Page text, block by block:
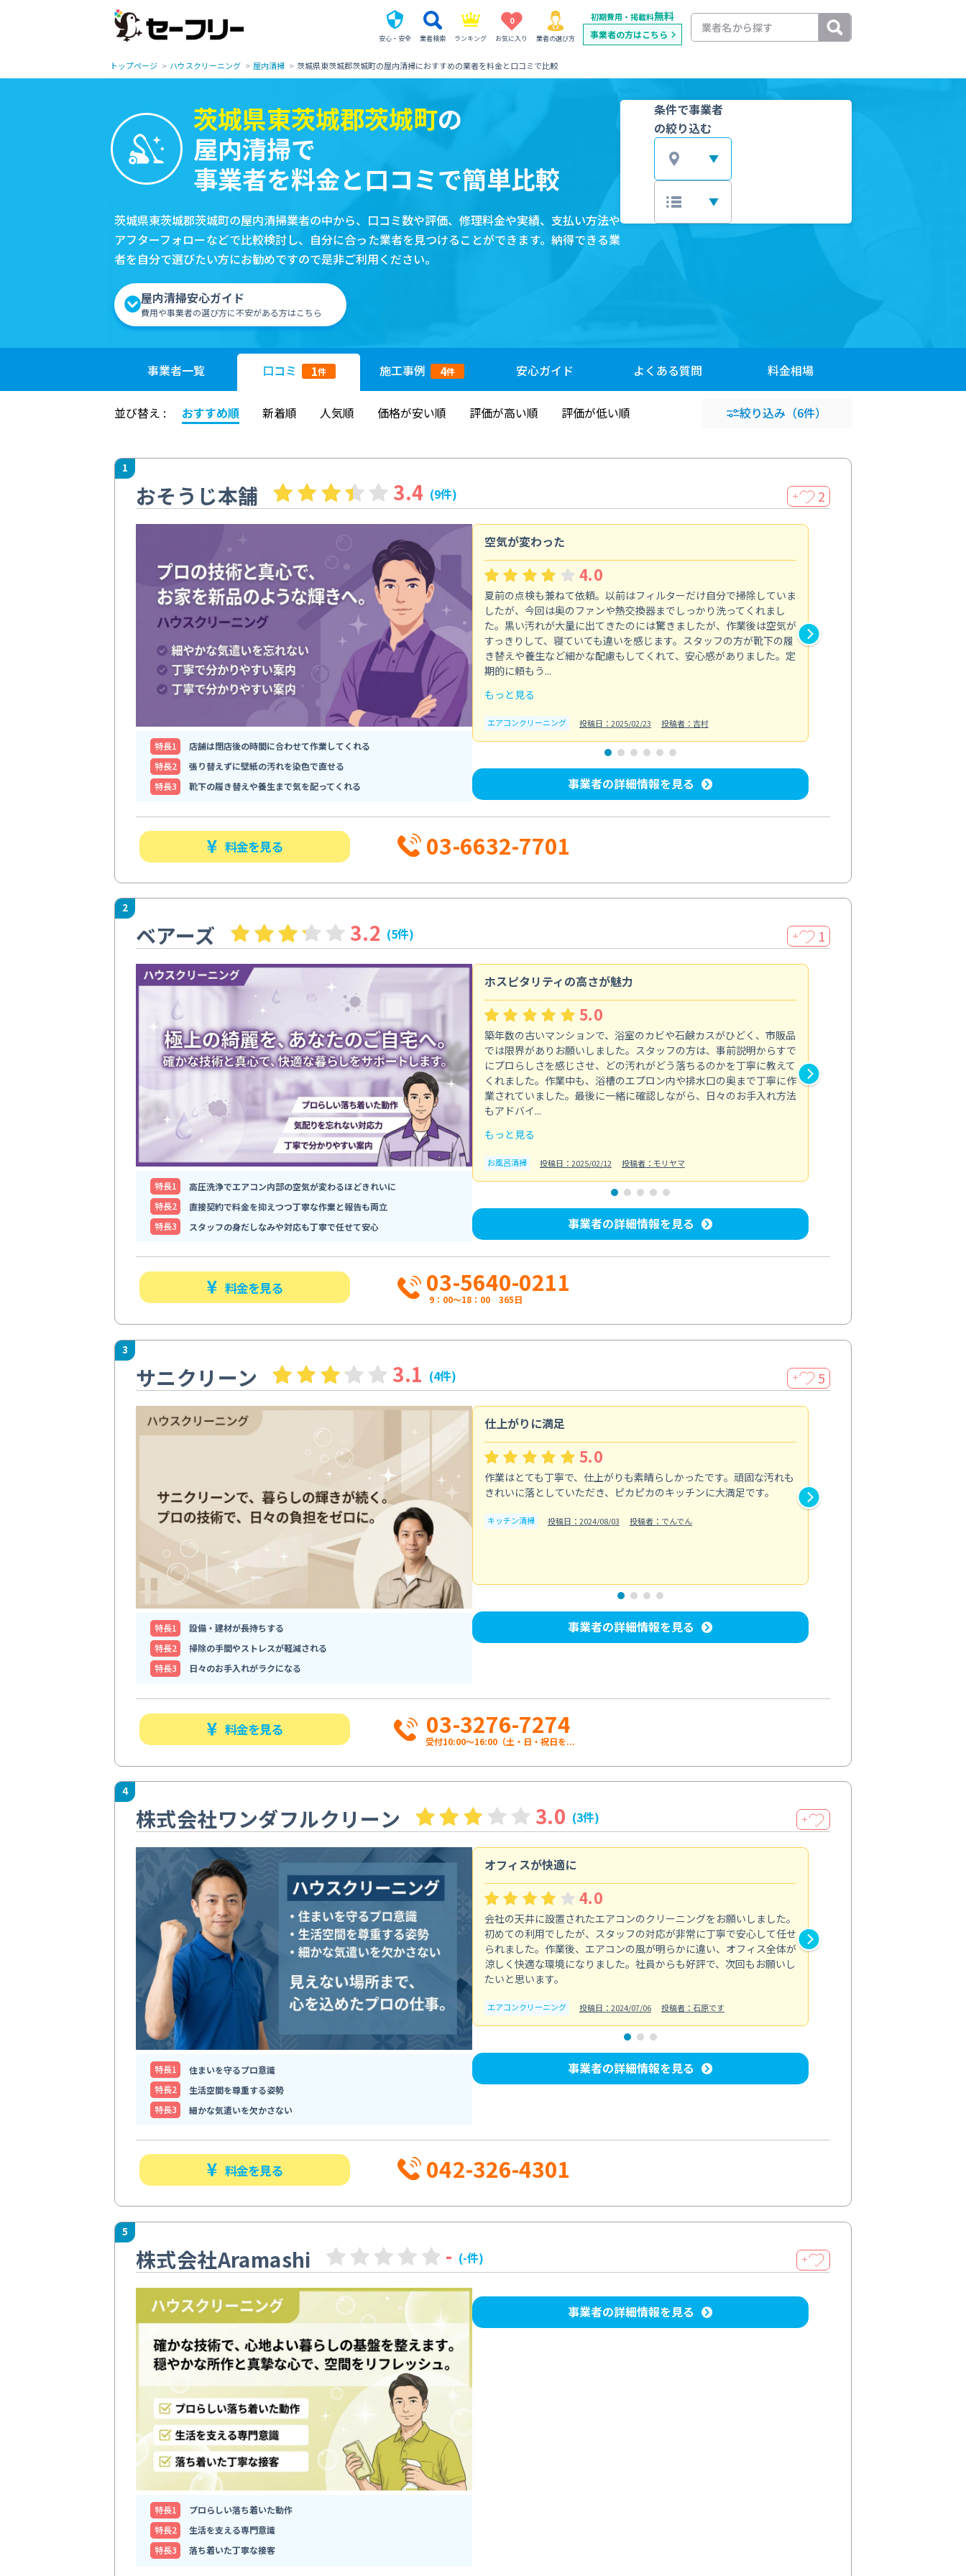
安心・安全 業者検索 ランキング
0
お気に入り 業者の選び方
初期費用・掲載料無料
事業者の方はこちら
トップページ ハウスクリーニング 屋内清掃 茨城県東茨城郡茨城町の屋内清掃におすすめの業者を料金と口コミで比較
茨城県東茨城郡茨城町の
屋内清掃で
事業者を料金と口コミで簡単比較
茨城県東茨城郡茨城町の屋内清掃業者の中から、口コミ数や評価、修理料金や実績、支払い方法や
アフターフォローなどで比較検討し、自分に合った業者を見つけることができます。納得できる業
者を自分で選びたい方にお勧めですので是非ご利用ください。
屋内清掃安心ガイド
費用や事業者の選び方に不安がある方はこちら
条件で事業者
の絞り込む
事業者一覧 口コミ 1件 施工事例 4件 安心ガイド よくある質問 料金相場
並び替え : おすすめ順 新着順 人気順 価格が安い順 評価が高い順 評価が低い順 絞り込み （6件）
1
おそうじ本舗 3.4 (9件) ＋ 2
特⻑1
店舗は閉店後の時間に合わせて作業してくれる
特⻑2
張り替えずに壁紙の汚れを染色で直せる
特⻑3
靴下の履き替えや養生まで気を配ってくれる
空気が変わった
4.0
夏前の点検も兼ねて依頼。以前はフィルターだけ自分で掃除していま
したが、今回は奥のファンや熱交換器までしっかり洗ってくれまし
た。黒い汚れが大量に出てきたのには驚きましたが、作業後は空気が
すっきりして、寝ていても違いを感じます。スタッフの方が靴下の履
き替えや養生など細かな配慮もしてくれて、安心感がありました。定
期的に頼もう...
もっと見る
エアコンクリーニング 投稿日：2025/02/23 投稿者：吉村
事業者の詳細情報を見る
料金を見る 03-6632-7701
2
ベアーズ 3.2 (5件) ＋ 1
特⻑1
高圧洗浄でエアコン内部の空気が変わるほどきれいに
特⻑2
直接契約で料金を抑えつつ丁寧な作業と報告も両立
特⻑3
スタッフの身だしなみや対応も丁寧で任せて安心
ホスピタリティの高さが魅力
5.0
築年数の古いマンションで、浴室のカビや石鹸カスがひどく、市販品
では限界がありお願いしました。スタッフの方は、事前説明からすで
にプロらしさを感じさせ、どの汚れがどう落ちるのかを丁寧に教えて
くれました。作業中も、浴槽のエプロン内や排水口の奥まで丁寧に作
業されていました。最後に一緒に確認しながら、日々のお手入れ方法
もアドバイ...
もっと見る
お風呂清掃 投稿日：2025/02/12 投稿者：モリヤマ
事業者の詳細情報を見る
料金を見る 03-5640-0211
9：00～18：00 365日
3
サニクリーン 3.1 (4件) ＋ 5
特⻑1
設備・建材が長持ちする
特⻑2
掃除の手間やストレスが軽減される
特⻑3
日々のお手入れがラクになる
仕上がりに満足
5.0
作業はとても丁寧で、仕上がりも素晴らしかったです。頑固な汚れも
きれいに落としていただき、ピカピカのキッチンに大満足です。
キッチン清掃 投稿日：2024/08/03 投稿者：でんでん
事業者の詳細情報を見る
料金を見る 03-3276-7274
受付10:00〜16:00（土・日・祝日を...
4
株式会社ワンダフルクリーン 3.0 (3件) ＋
特⻑1
住まいを守るプロ意識
特⻑2
生活空間を尊重する姿勢
特⻑3
細かな気遣いを欠かさない
オフィスが快適に
4.0
会社の天井に設置されたエアコンのクリーニングをお願いしました。
初めての利用でしたが、スタッフの対応が非常に丁寧で安心して任せ
られました。作業後、エアコンの風が明らかに違い、オフィス全体が
涼しく快適な環境になりました。社員からも好評で、次回もお願いし
たいと思います。
エアコンクリーニング 投稿日：2024/07/06 投稿者：石原です
事業者の詳細情報を見る
料金を見る 042-326-4301
5
株式会社Aramashi - (-件) ＋
特⻑1
プロらしい落ち着いた動作
特⻑2
生活を支える専門意識
特⻑3
落ち着いた丁寧な接客
事業者の詳細情報を見る